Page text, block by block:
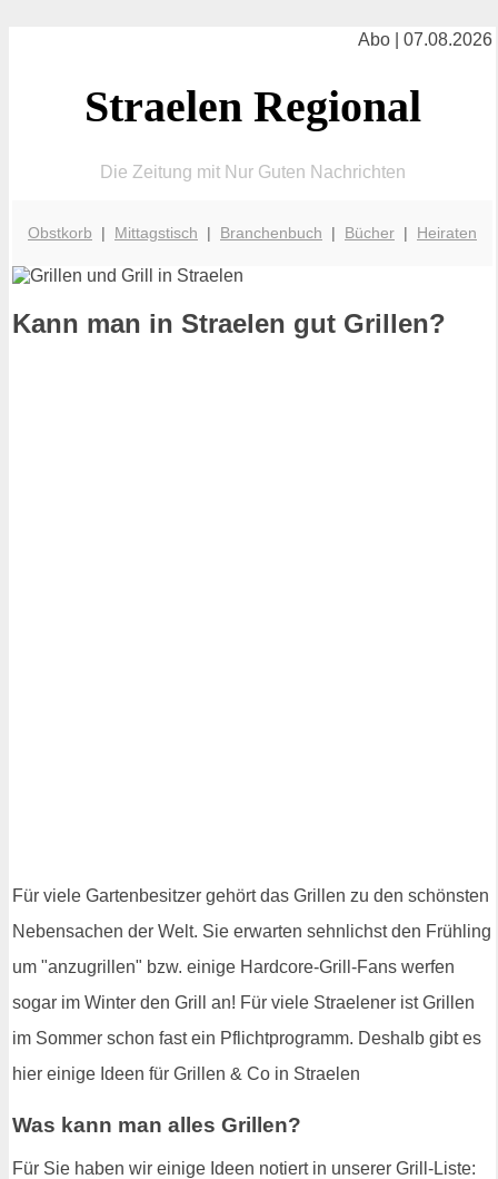
Abo | 07.08.2026
Straelen Regional
Die Zeitung mit Nur Guten Nachrichten
Obstkorb | Mittagstisch | Branchenbuch | Bücher | Heiraten
Kann man in Straelen gut Grillen?
Für viele Gartenbesitzer gehört das Grillen zu den schönsten
Nebensachen der Welt. Sie erwarten sehnlichst den Frühling
um "anzugrillen" bzw. einige Hardcore-Grill-Fans werfen
sogar im Winter den Grill an! Für viele Straelener ist Grillen
im Sommer schon fast ein Pflichtprogramm. Deshalb gibt es
hier einige Ideen für Grillen & Co in Straelen
Was kann man alles Grillen?
Für Sie haben wir einige Ideen notiert in unserer Grill-Liste: